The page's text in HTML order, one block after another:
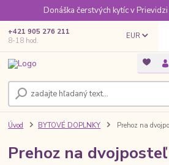
Donáška čerstvých kytíc v
EUR
+421 905 276 211
8-18 hod.
Úvod BYTOVÉ DOPLNKY Prehoz na
Prehoz na